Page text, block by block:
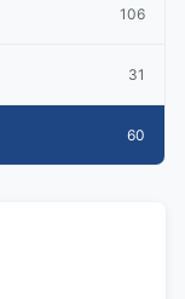
106
31
60